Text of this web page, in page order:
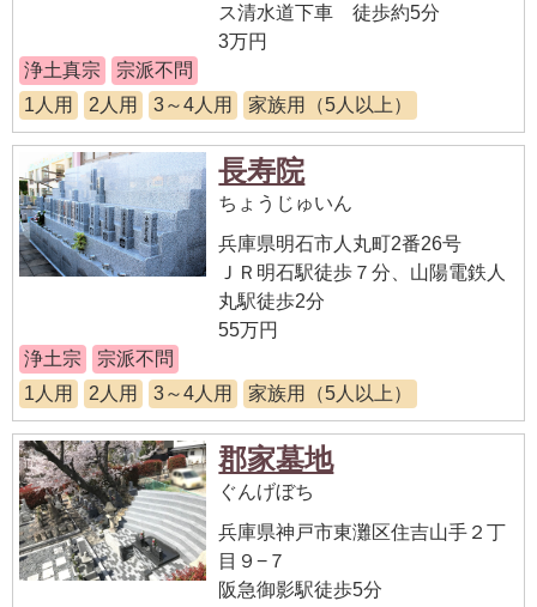
ス清水道下車 徒歩約5分
3万円
浄土真宗
宗派不問
1人用
2人用 3～4人用 家族用（5人以上）
長寿院
ちょうじゅいん
兵庫県明石市人丸町2番26号
ＪＲ明石駅徒歩７分、山陽電鉄人
丸駅徒歩2分
55万円
浄土宗
宗派不問
1人用
2人用 3～4人用 家族用（5人以上）
郡家墓地
ぐんげぼち
兵庫県神戸市東灘区住吉山手２丁
目９−７
阪急御影駅徒歩5分